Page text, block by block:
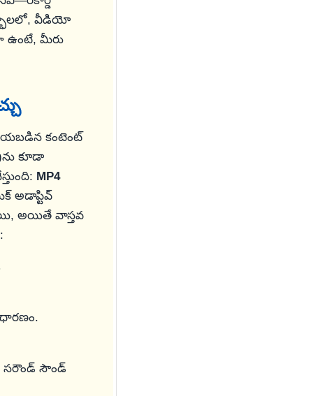
వీడియో
ఉంటే, మీరు
కంటెంట్
కూడా
MP4
అడాప్టివ్
అయితే వాస్తవ
సరౌండ్ సౌండ్